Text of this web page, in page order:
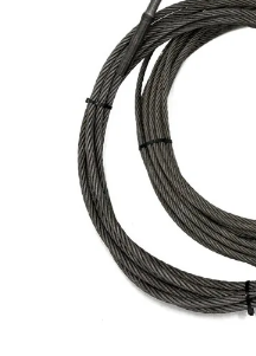
Отзывы
Политика